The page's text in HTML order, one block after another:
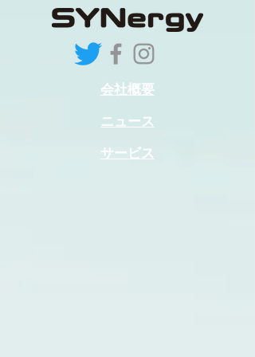
会社概要
ニュース
サービス